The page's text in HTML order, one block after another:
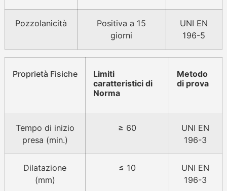
Pozzolanicità
Positiva a 15
giorni
UNI EN
196-5
Proprietà Fisiche
Limiti
caratteristici di
Norma
Metodo
di prova
Tempo di inizio
presa (min.)
≥ 60
UNI EN
196-3
Dilatazione
(mm)
≤ 10
UNI EN
196-3